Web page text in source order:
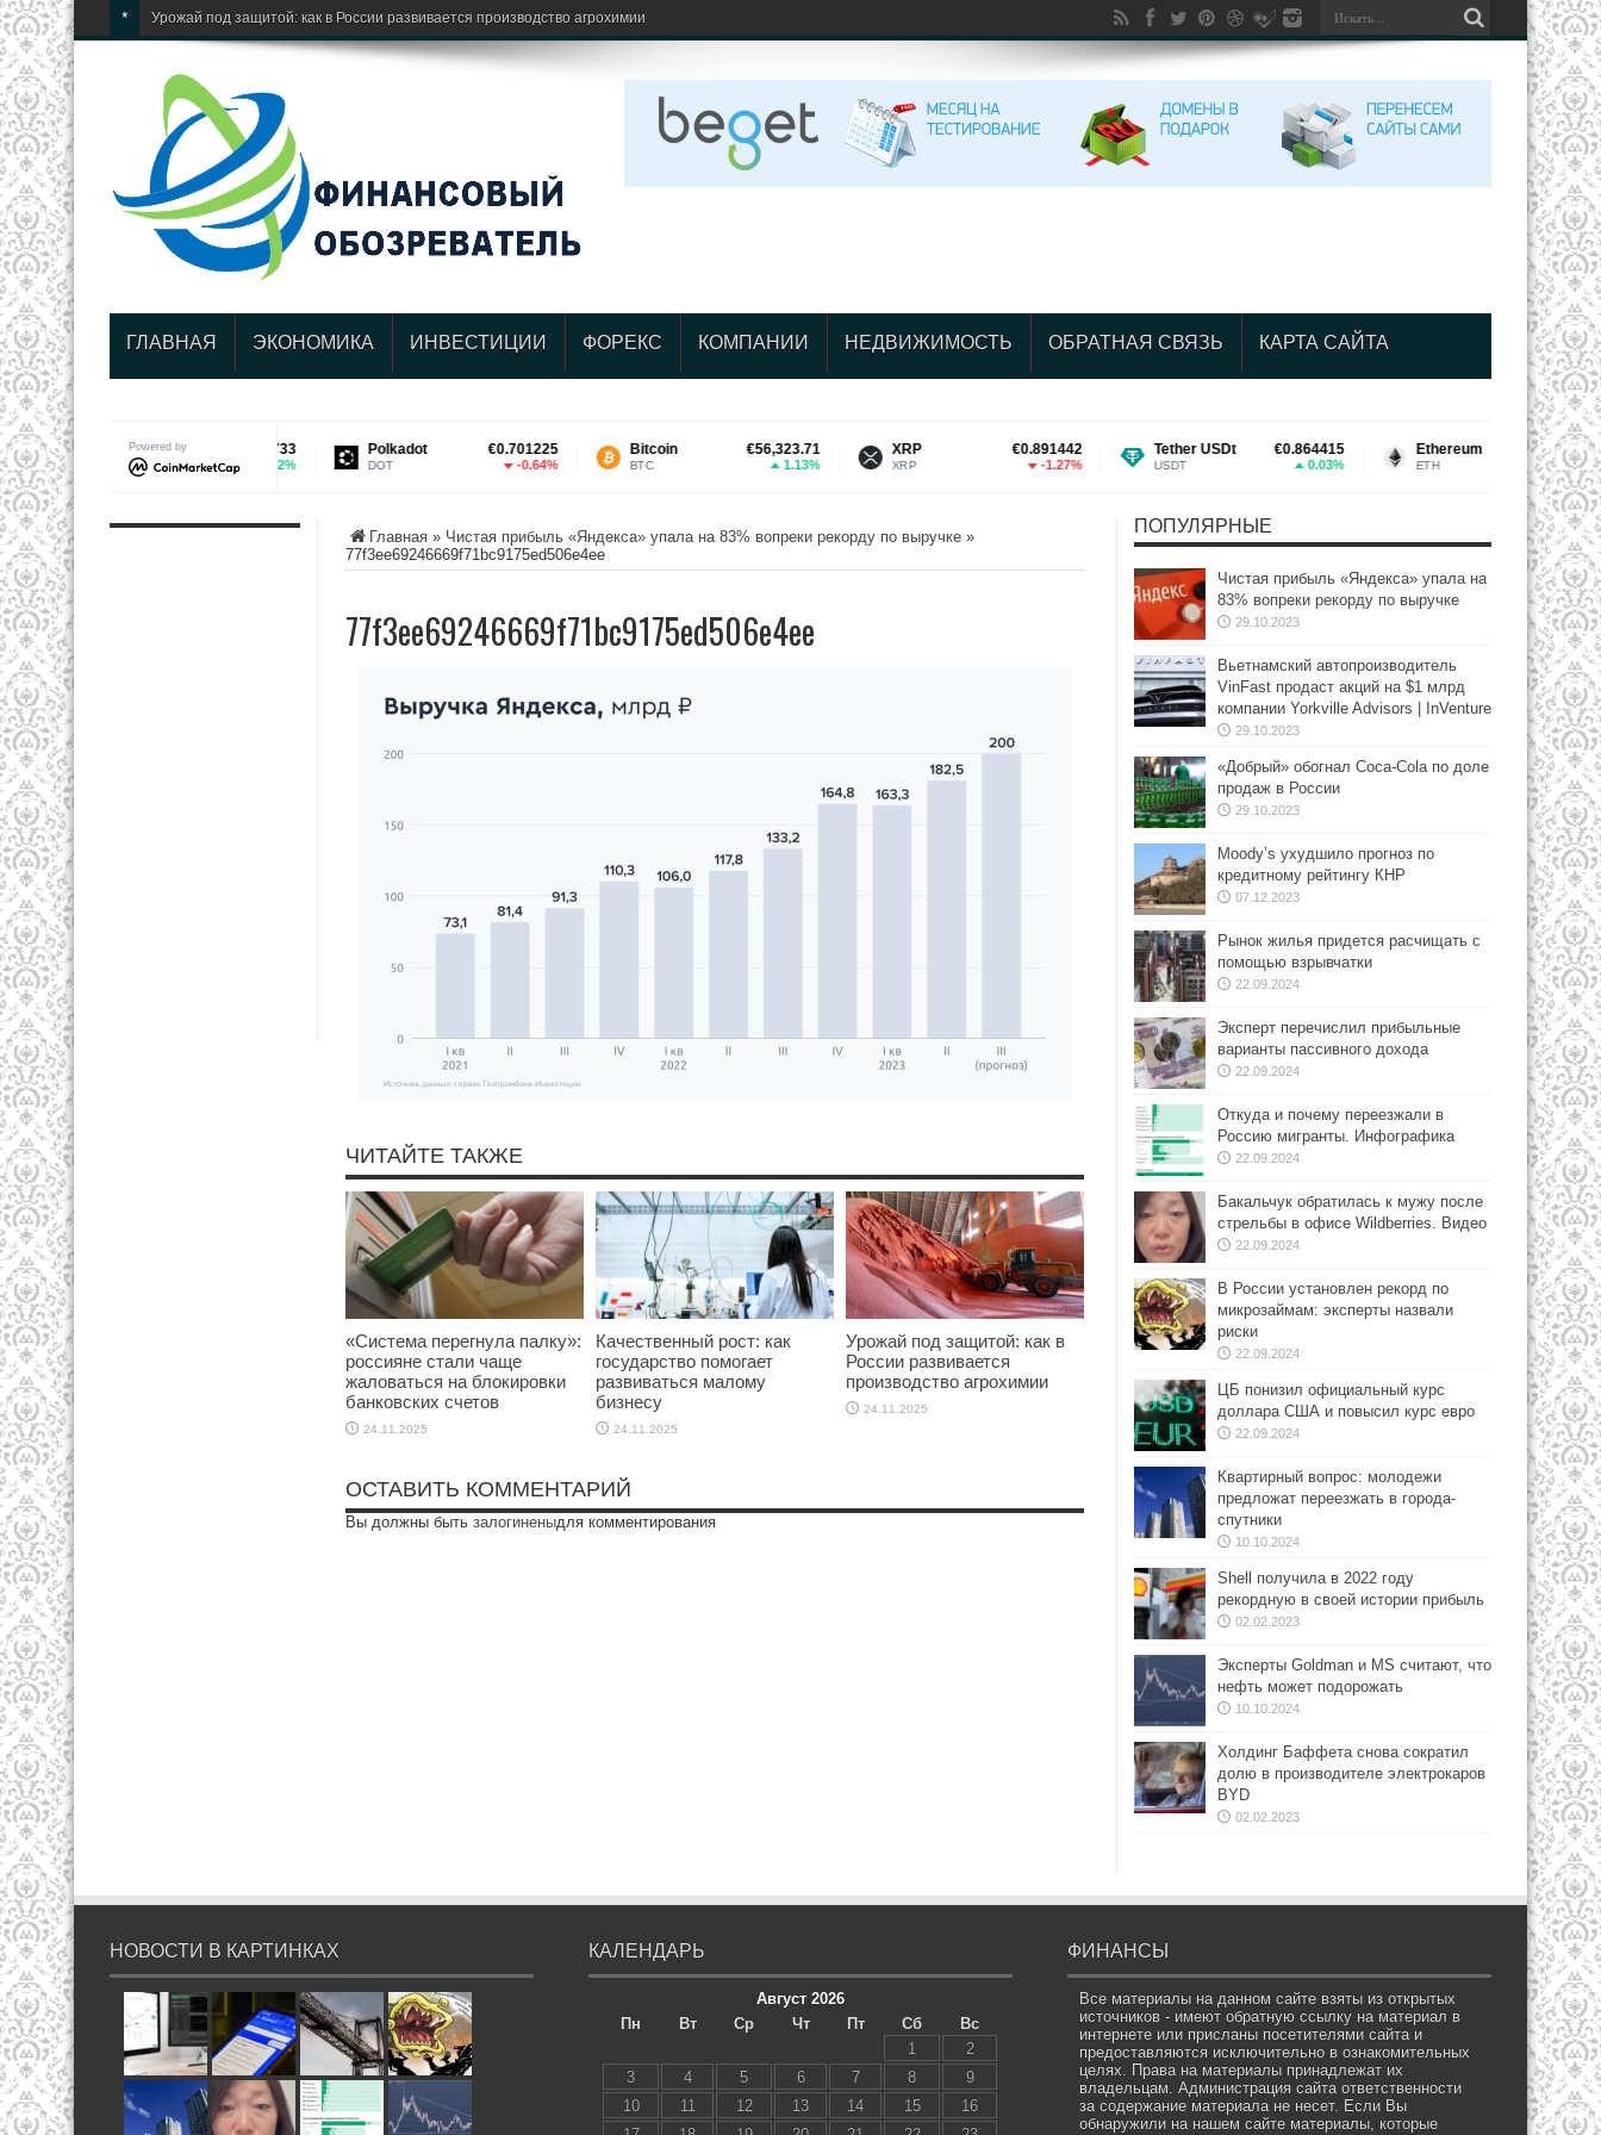
* Урожай под защитой: как в России развивается производство агрохимии
ГЛАВНАЯ ЭКОНОМИКА ИНВЕСТИЦИИ ФОРЕКС КОМПАНИИ НЕДВИЖИМОСТЬ ОБРАТНАЯ СВЯЗЬ КАРТА САЙТА
Powered by
Cardano €0.172733
ADA 1.82%
Polkadot €0.701225 Bitcoin €56,323.71 €0.891442 Tether USDt €0.864415 Ethereum €1,663.69
0.86%
Главная » Чистая прибыль «Яндекса» упала на 83% вопреки рекорду по выручке »
77f3ee69246669f71bc9175ed506e4ee
77f3ee69246669f71bc9175ed506e4ee
ЧИТАЙТЕ ТАКЖЕ
«Система перегнула палку»:
россияне стали чаще
жаловаться на блокировки
банковских счетов
24.11.2025
Качественный рост: как
государство помогает
развиваться малому
бизнесу
24.11.2025
Урожай под защитой: как в
России развивается
производство агрохимии
24.11.2025
ОСТАВИТЬ КОММЕНТАРИЙ
Вы должны быть залогиненыдля комментирования
ПОПУЛЯРНЫЕ
Чистая прибыль «Яндекса» упала на
83% вопреки рекорду по выручке
29.10.2023
Вьетнамский автопроизводитель
VinFast продаст акций на $1 млрд
компании Yorkville Advisors | InVenture
29.10.2023
«Добрый» обогнал Coca-Cola по доле
продаж в России
29.10.2023
Moody’s ухудшило прогноз по
кредитному рейтингу КНР
07.12.2023
Рынок жилья придется расчищать с
помощью взрывчатки
22.09.2024
Эксперт перечислил прибыльные
варианты пассивного дохода
22.09.2024
Откуда и почему переезжали в
Россию мигранты. Инфографика
22.09.2024
Бакальчук обратилась к мужу после
стрельбы в офисе Wildberries. Видео
22.09.2024
В России установлен рекорд по
микрозаймам: эксперты назвали
риски
22.09.2024
ЦБ понизил официальный курс
доллара США и повысил курс евро
22.09.2024
Квартирный вопрос: молодежи
предложат переезжать в города-
спутники
10.10.2024
Shell получила в 2022 году
рекордную в своей истории прибыль
02.02.2023
Эксперты Goldman и MS считают, что
нефть может подорожать
10.10.2024
Холдинг Баффета снова сократил
долю в производителе электрокаров
BYD
02.02.2023
НОВОСТИ В КАРТИНКАХ КАЛЕНДАРЬ
Август 2026
Пн
Вт Ср Чт Пт Сб
Вс
1
2
3
4 5 6 7 8
9
10
11 12 13 14 15
16
ФИНАНСЫ
Все материалы на данном сайте взяты из открытых
источников - имеют обратную ссылку на материал в
интернете или присланы посетителями сайта и
предоставляются исключительно в ознакомительных
целях. Права на материалы принадлежат их
владельцам. Администрация сайта ответственности
за содержание материала не несет. Если Вы
обнаружили на нашем сайте материалы, которые